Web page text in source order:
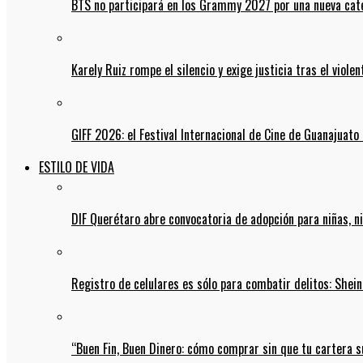
BTS no participará en los Grammy 2027 por una nueva
Karely Ruiz rompe el silencio y exige justicia tras el
GIFF 2026: el Festival Internacional de Cine de
ESTILO DE VIDA
DIF Querétaro abre convocatoria de adopción para niñas,
Registro de celulares es sólo para combatir delitos:
“Buen Fin, Buen Dinero: cómo comprar sin que tu cartera